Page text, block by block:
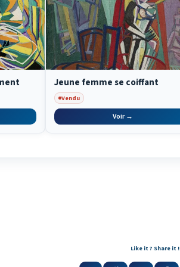
Jeune femme se coiffant
Vendu
Voir →
Like it ? Share it !